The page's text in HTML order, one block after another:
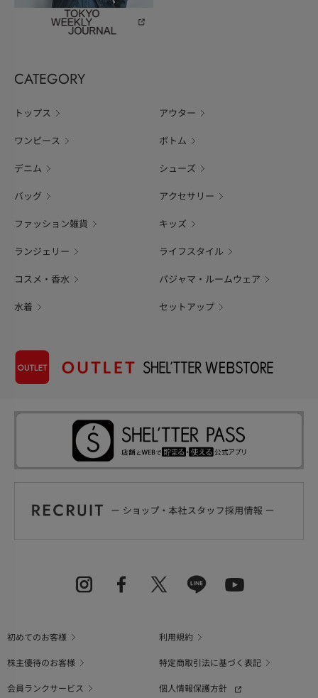
CATEGORY
トップス アウター
ワンピース ボトム
デニム シューズ
バッグ アクセサリー
ファッション雑貨 キッズ
ランジェリー ライフスタイル
コスメ・香水 パジャマ・ルームウェア
水着 セットアップ
初めてのお客様
利用規約
株主優待のお客様
特定商取引法に基づく表記
会員ランクサービス
個人情報保護方針